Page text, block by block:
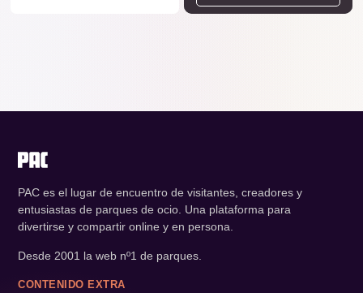
PAC es el lugar de encuentro de visitantes, creadores y
entusiastas de parques de ocio. Una plataforma para
divertirse y compartir online y en persona.
Desde 2001 la web nº1 de parques.
CONTENIDO EXTRA